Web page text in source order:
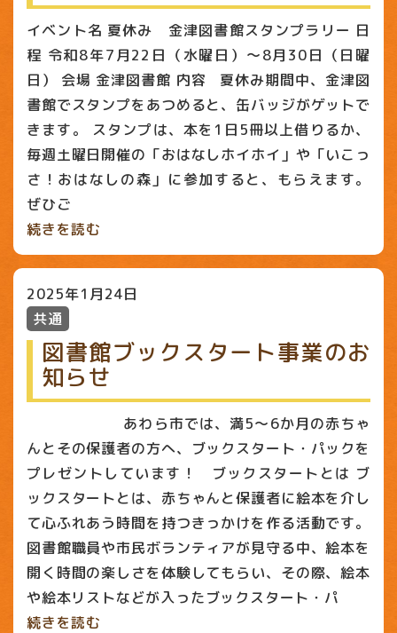
イベント名 夏休み 金津図書館スタンプラリー 日
程 令和8年7月22日（水曜日）～8月30日（日曜
日） 会場 金津図書館 内容 夏休み期間中、金津図
書館でスタンプをあつめると、缶バッジがゲットで
きます。 スタンプは、本を1日5冊以上借りるか、
毎週土曜日開催の「おはなしホイホイ」や「いこっ
さ！おはなしの森」に参加すると、もらえます。
ぜひご
続きを読む
2025年1月24日
共通
図書館ブックスタート事業のお
知らせ
あわら市では、満5〜6か月の赤ちゃ
んとその保護者の方へ、ブックスタート・パックを
プレゼントしています！ ブックスタートとは ブ
ックスタートとは、赤ちゃんと保護者に絵本を介し
て心ふれあう時間を持つきっかけを作る活動です。
図書館職員や市民ボランティアが見守る中、絵本を
開く時間の楽しさを体験してもらい、その際、絵本
や絵本リストなどが入ったブックスタート・パ
続きを読む